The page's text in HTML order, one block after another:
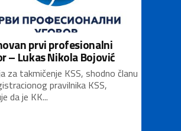
prvi profesionalni
– Lukas Nikola Bojović
za takmičenje KSS, shodno članu
pravilnika KSS,
da je KK...